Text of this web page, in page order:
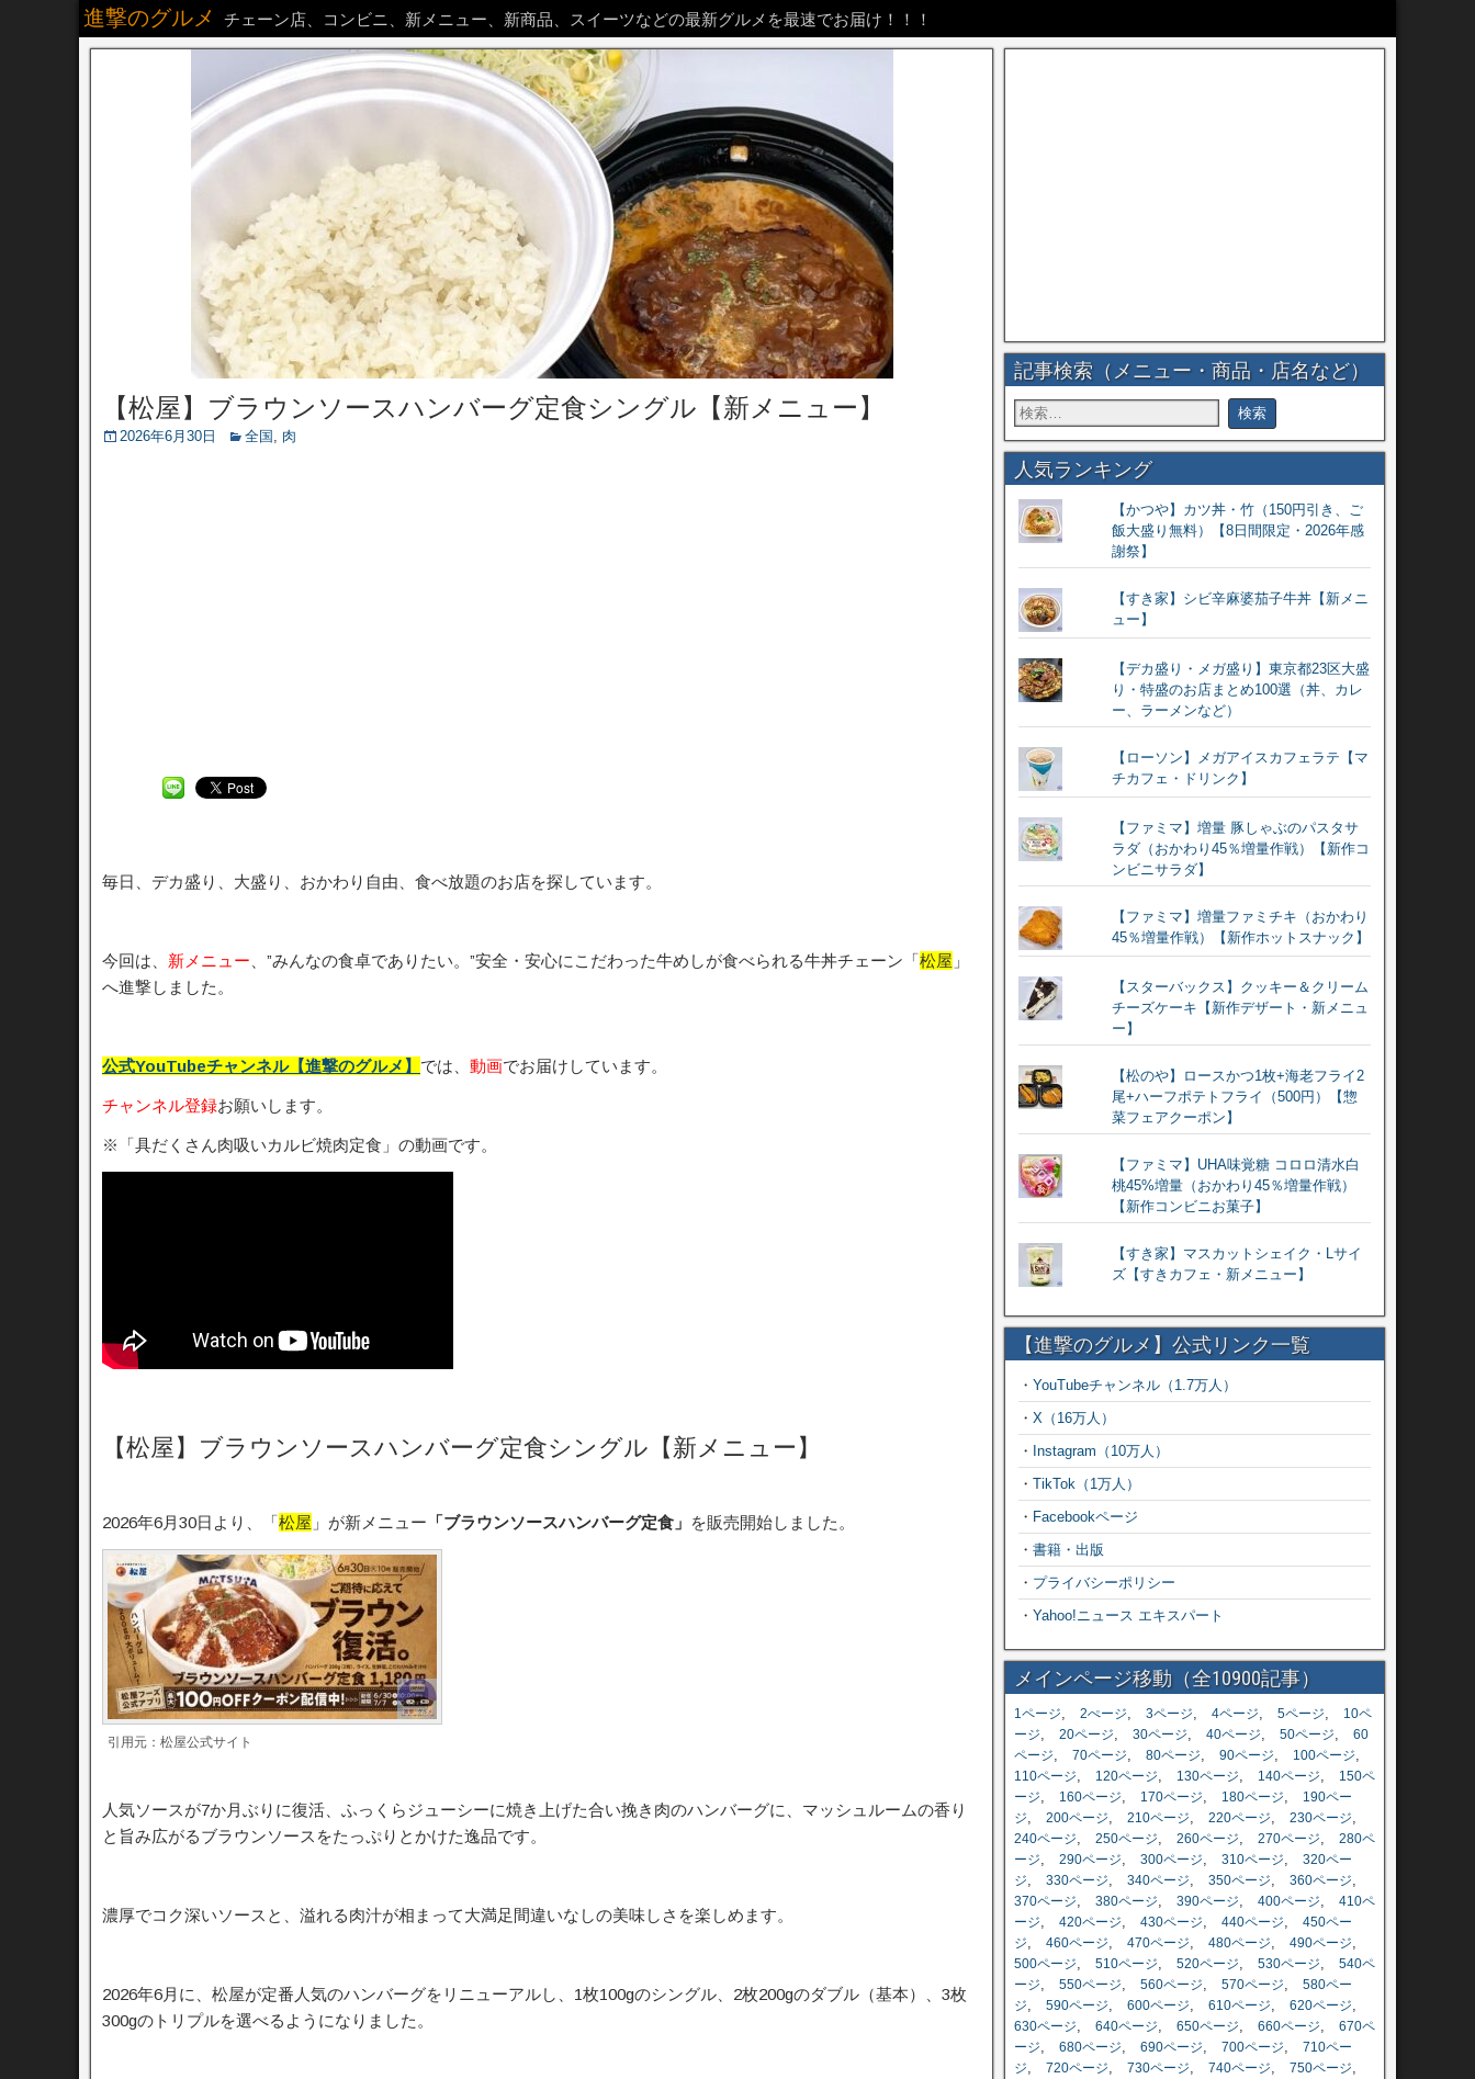
進撃のグルメ チェーン店、コンビニ、新メニュー、新商品、スイーツなどの最新グルメを最速でお届け！！！
【松屋】ブラウンソースハンバーグ定食シングル【新メニュー】
2026年6月30日 全国 , 肉
毎日、デカ盛り、大盛り、おかわり自由、食べ放題のお店を探しています。
今回は、 新メニュー 、”みんなの食卓でありたい。”安全・安心にこだわった牛めしが食べられる牛丼チェーン「松屋 」
へ進撃しました。
公式YouTubeチャンネル【進撃のグルメ】 では、 動画でお届けしています。
チャンネル登録お願いします。
※「具だくさん肉吸いカルビ焼肉定食」の動画です。
【松屋】ブラウンソースハンバーグ定食シングル【新メニュー】
2026年6月30日より、「松屋 」が新メニュー 「ブラウンソースハンバーグ定食」 を販売開始しました。
引用元：松屋公式サイト
人気ソースが7か月ぶりに復活、ふっくらジューシーに焼き上げた合い挽き肉のハンバーグに、マッシュルームの香り
と旨み広がるブラウンソースをたっぷりとかけた逸品です。
濃厚でコク深いソースと、溢れる肉汁が相まって大満足間違いなしの美味しさを楽しめます。
2026年6月に、松屋が定番人気のハンバーグをリニューアルし、1枚100gのシングル、2枚200gのダブル（基本）、3枚
300gのトリプルを選べるようになりました。
記事検索（メニュー・商品・店名など）
人気ランキング
【かつや】カツ丼・竹（150円引き、ご
飯大盛り無料）【8日間限定・2026年感
謝祭】
【すき家】シビ辛麻婆茄子牛丼【新メニ
ュー】
【デカ盛り・メガ盛り】東京都23区大盛
り・特盛のお店まとめ100選（丼、カレ
ー、ラーメンなど）
【ローソン】メガアイスカフェラテ【マ
チカフェ・ドリンク】
【ファミマ】増量 豚しゃぶのパスタサ
ラダ（おかわり45％増量作戦）【新作コ
ンビニサラダ】
【ファミマ】増量ファミチキ（おかわり
45％増量作戦）【新作ホットスナック】
【スターバックス】クッキー＆クリーム
チーズケーキ【新作デザート・新メニュ
ー】
【松のや】ロースかつ1枚+海老フライ2
尾+ハーフポテトフライ（500円）【惣
菜フェアクーポン】
【ファミマ】UHA味覚糖 コロロ清水白
桃45%増量（おかわり45％増量作戦）
【新作コンビニお菓子】
【すき家】マスカットシェイク・Lサイ
ズ【すきカフェ・新メニュー】
【進撃のグルメ】公式リンク一覧
・ YouTubeチャンネル（1.7万人）
・ X（16万人）
・ Instagram（10万人）
・ TikTok（1万人）
・ Facebookページ
・ 書籍・出版
・ プライバシーポリシー
・ Yahoo!ニュース エキスパート
メインページ移動（全10900記事）
1ページ, 2ぺージ, 3ページ, 4ページ, 5ページ,
10ペ
ージ, 20ページ, 30ページ, 40ページ, 50ページ, 60
ページ, 70ページ, 80ページ, 90ページ, 100ページ,
110ページ, 120ページ, 130ページ, 140ページ,
150ペ
ージ, 160ページ, 170ページ, 180ページ,
190ペー
ジ, 200ページ, 210ページ, 220ページ, 230ページ,
240ページ, 250ページ, 260ページ, 270ページ, 280ペ
ージ, 290ページ, 300ページ, 310ページ, 320ペー
ジ, 330ページ, 340ページ, 350ページ, 360ページ,
370ページ, 380ページ, 390ページ, 400ページ, 410ペ
ージ, 420ページ, 430ページ, 440ページ, 450ペー
ジ, 460ページ, 470ページ, 480ページ, 490ページ,
500ページ, 510ページ, 520ページ, 530ページ, 540ペ
ージ, 550ページ, 560ページ, 570ページ, 580ペー
ジ, 590ページ, 600ページ, 610ページ, 620ページ,
630ページ, 640ページ, 650ページ, 660ページ, 670ペ
ージ, 680ページ, 690ページ, 700ページ, 710ペー
ジ, 720ページ, 730ページ, 740ページ, 750ページ,